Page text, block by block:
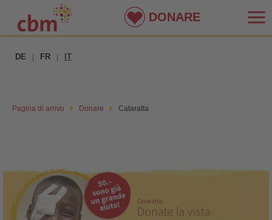
DE FR IT
Pagina di arrivo Donare Cataratta
DONARE